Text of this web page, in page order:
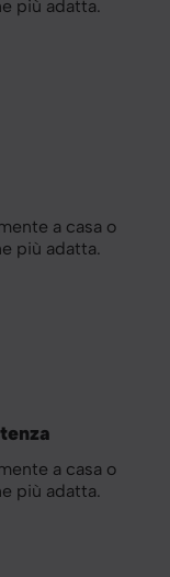
più adatta.
a casa o
più adatta.
a casa o
più adatta.